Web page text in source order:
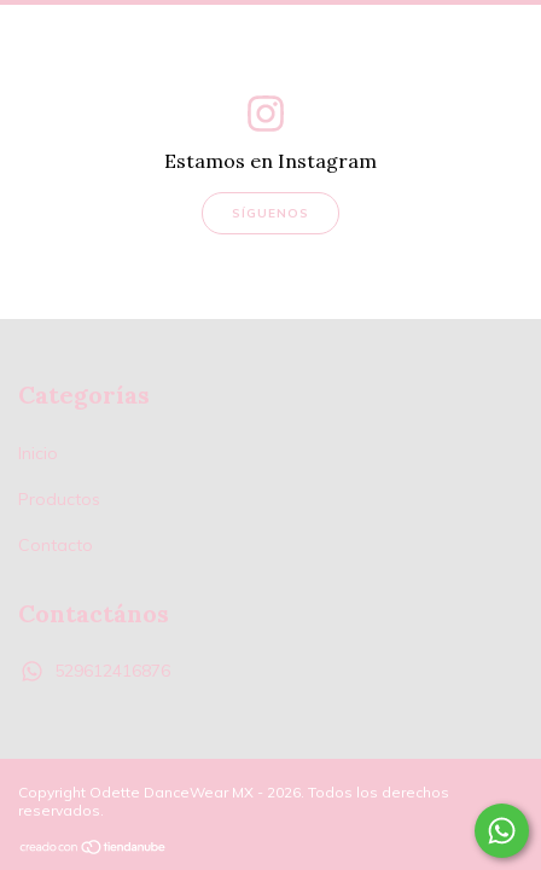
Estamos en Instagram
SÍGUENOS
Categorías
Inicio
Productos
Contacto
Contactános
529612416876
Copyright Odette DanceWear MX - 2026. Todos los derechos
reservados.